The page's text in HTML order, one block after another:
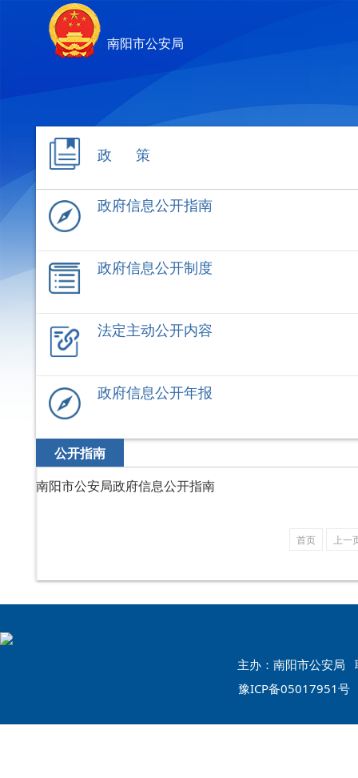
南阳市公安局
政 策
政府信息公开指南
政府信息公开制度
法定主动公开内容
政府信息公开年报
公开指南
南阳市公安局政府信息公开指南
首页 上一
主办：南阳市公安局
豫ICP备05017951号